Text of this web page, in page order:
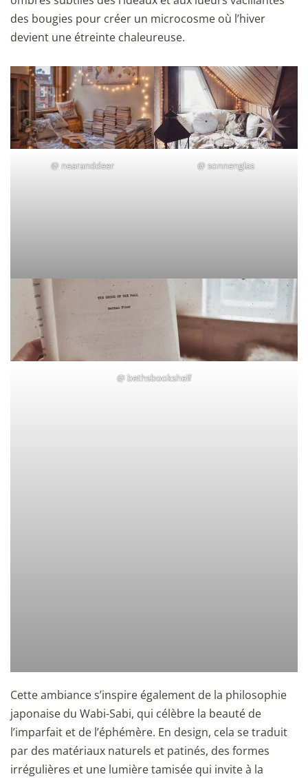
des bougies pour créer un microcosme où l’hiver
devient une étreinte chaleureuse.
@nearanddeer @sonnenglas
@bethsbookshelf
Cette ambiance s’inspire également de la philosophie
japonaise du Wabi-Sabi, qui célèbre la beauté de
l’imparfait et de l’éphémère. En design, cela se traduit
par des matériaux naturels et patinés, des formes
irrégulières et une lumière tamisée qui invite à la